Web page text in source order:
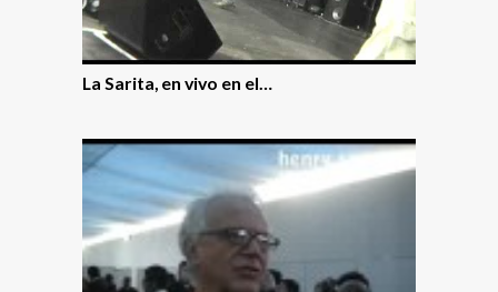
La Sarita, en vivo en el…